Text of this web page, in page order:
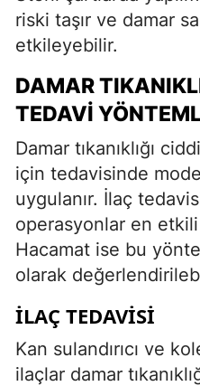
riski taşır ve damar
etkileyebilir.
DAMAR
TEDAVI
Damar tıkanıklığı
için tedavisinde
uygulanır. İlaç
operasyonlar en
Hacamat ise bu
olarak
İLAÇ TEDAVISI
Kan sulandırıcı ve
ilaçlar damar